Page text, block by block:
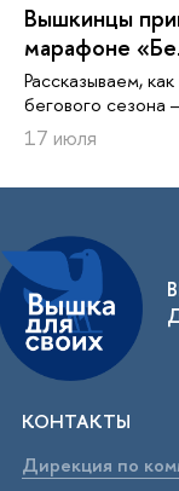
Вышкинцы
марафоне
Рассказываем,
бегового сезона
17 июля
КОНТАКТЫ
Дирекция по